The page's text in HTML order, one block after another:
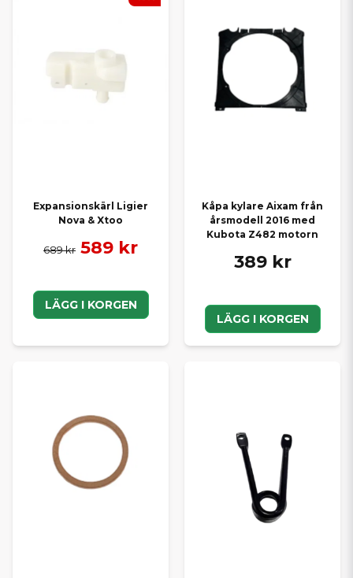
Expansionskärl Ligier
Nova & Xtoo
689 kr 589 kr
LÄGG I KORGEN
Kåpa kylare Aixam från
årsmodell 2016 med
Kubota Z482 motorn
389 kr
LÄGG I KORGEN